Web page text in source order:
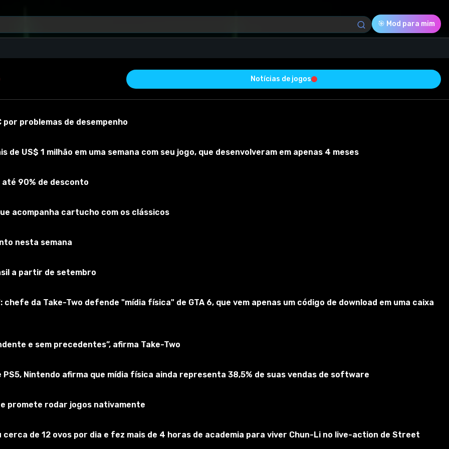
🎯 Mod para mim
Versão do mod: Versão do jogo: 1.102.190.1030
Inscreva-se no jogo
Download (7.13 Mb)
Notícias de jogos
problemas de desempenho
US$ 1 milhão em uma semana com seu jogo, que desenvolveram em apenas 4 meses
até 90% de desconto
acompanha cartucho com os clássicos
nesta semana
a partir de setembro
da Take-Two defende "mídia física" de GTA 6, que vem apenas um código de download em uma caixa
e sem precedentes”, afirma Take-Two
Nintendo afirma que mídia física ainda representa 38,5% de suas vendas de software
e promete rodar jogos nativamente
cerca de 12 ovos por dia e fez mais de 4 horas de academia para viver Chun-Li no live-action de Street